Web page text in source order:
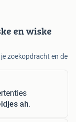
en wiske
zoekopdracht en de
ah.